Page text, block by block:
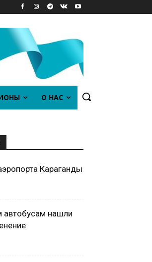
О НАС
Караганды
автобусам нашли